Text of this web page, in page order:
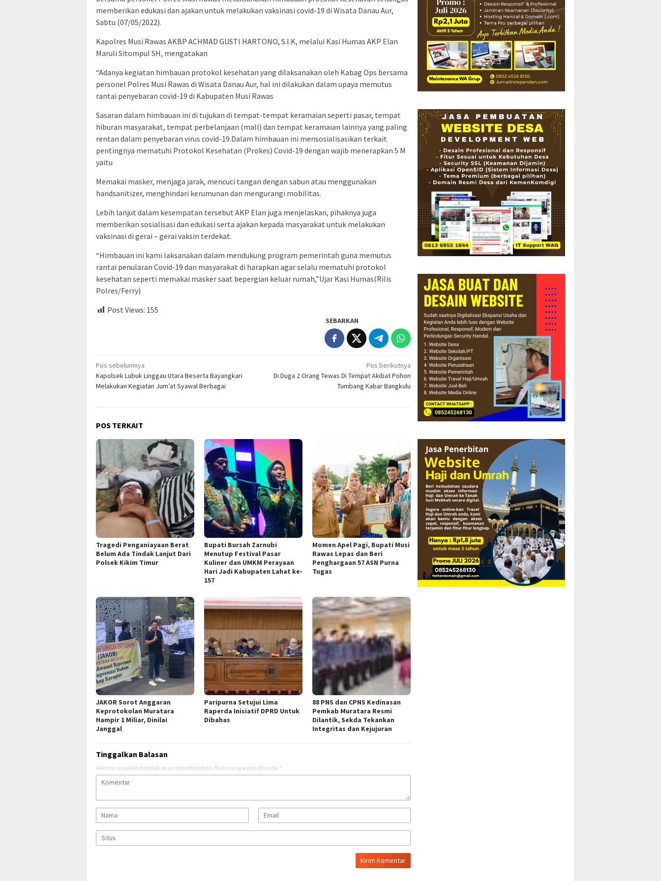
memberikan edukasi dan ajakan untuk melakukan vaksinasi covid-19 di Wisata Danau Aur,
Sabtu (07/05/2022).
Kapolres Musi Rawas AKBP ACHMAD GUSTI HARTONO, S.I.K, melalui Kasi Humas AKP Elan
Maruli Sitompul SH, mengatakan
“Adanya kegiatan himbauan protokol kesehatan yang dilaksanakan oleh Kabag Ops bersama
personel Polres Musi Rawas di Wisata Danau Aur, hal ini dilakukan dalam upaya memutus
rantai penyebaran covid-19 di Kabupaten Musi Rawas
Sasaran dalam himbauan ini di tujukan di tempat-tempat keramaian seperti pasar, tempat
hiburan masyarakat, tempat perbelanjaan (mall) dan tempat keramaian lainnya yang paling
rentan dalam penyebaran virus covid-19.Dalam himbauan ini mensosialisasikan terkait
pentingnya mematuhi Protokol Kesehatan (Prokes) Covid-19 dengan wajib menerapkan 5 M
yaitu
Memakai masker, menjaga jarak, mencuci tangan dengan sabun atau menggunakan
handsanitizer, menghindari kerumunan dan mengurangi mobilitas.
Lebih lanjut dalam kesempatan tersebut AKP Elan juga menjelaskan, pihaknya juga
memberikan sosialisasi dan edukasi serta ajakan kepada masyarakat untuk melakukan
vaksinasi di gerai – gerai vaksin terdekat.
“Himbauan ini kami laksanakan dalam mendukung program pemerintah guna memutus
rantai penularan Covid-19 dan masyarakat di harapkan agar selalu mematuhi protokol
kesehatan seperti memakai masker saat bepergian keluar rumah,”Ujar Kasi Humas(Rilis
Polres/Ferry)
Post Views: 155
SEBARKAN
Navigasi
pos
Pos sebelumnya
Kapolsek Lubuk Linggau Utara Beserta Bayangkari
Melakukan Kegiatan Jum’at Syawal Berbagai
Pos berikutnya
Di Duga 2 Orang Tewas Di Tempat Akibat Pohon
Tumbang Kabar Bangkulu
POS TERKAIT
Tragedi Penganiayaan Berat
Belum Ada Tindak Lanjut Dari
Polsek Kikim Timur
Bupati Bursah Zarnubi
Menutup Festival Pasar
Kuliner dan UMKM Perayaan
Hari Jadi Kabupaten Lahat ke-
157
Momen Apel Pagi, Bupati Musi
Rawas Lepas dan Beri
Penghargaan 57 ASN Purna
Tugas
JAKOR Sorot Anggaran
Keprotokolan Muratara
Hampir 1 Miliar, Dinilai
Janggal
Paripurna Setujui Lima
Raperda Inisiatif DPRD Untuk
Dibahas
88 PNS dan CPNS Kedinasan
Pemkab Muratara Resmi
Dilantik, Sekda Tekankan
Integritas dan Kejujuran
Tinggalkan Balasan
Alamat email Anda tidak akan dipublikasikan. Ruas yang wajib ditandai *